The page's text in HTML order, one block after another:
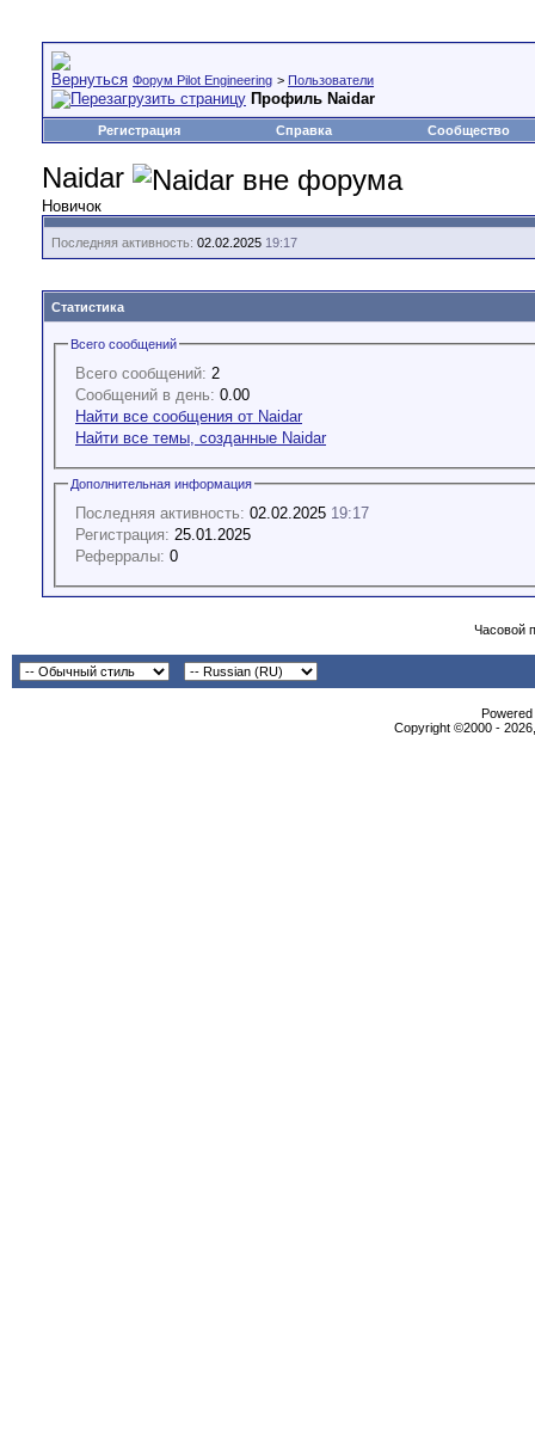
Форум Pilot Engineering > Пользователи
Профиль Naidar
Регистрация Справка Сообщество
Naidar
Новичок
Последняя активность: 02.02.2025 19:17
Статистика
Всего сообщений
Всего сообщений: 2
Сообщений в день: 0.00
Найти все сообщения от Naidar
Найти все темы, созданные Naidar
Дополнительная информация
Последняя активность: 02.02.2025 19:17
Регистрация: 25.01.2025
Реферралы: 0
Часовой
Copyright ©2000 -